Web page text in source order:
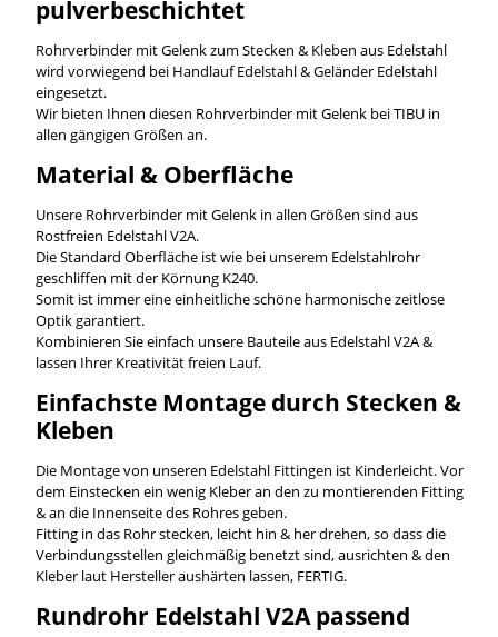
pulverbeschichtet
Rohrverbinder mit Gelenk zum Stecken & Kleben aus Edelstahl
wird vorwiegend bei Handlauf Edelstahl & Geländer Edelstahl
eingesetzt.
Wir bieten Ihnen diesen Rohrverbinder mit Gelenk bei TIBU in
allen gängigen Größen an.
Material & Oberfläche
Unsere Rohrverbinder mit Gelenk in allen Größen sind aus
Rostfreien Edelstahl V2A.
Die Standard Oberfläche ist wie bei unserem Edelstahlrohr
geschliffen mit der Körnung K240.
Somit ist immer eine einheitliche schöne harmonische zeitlose
Optik garantiert.
Kombinieren Sie einfach unsere Bauteile aus Edelstahl V2A &
lassen Ihrer Kreativität freien Lauf.
Einfachste Montage durch Stecken &
Kleben
Die Montage von unseren Edelstahl Fittingen ist Kinderleicht. Vor
dem Einstecken ein wenig Kleber an den zu montierenden Fitting
& an die Innenseite des Rohres geben.
Fitting in das Rohr stecken, leicht hin & her drehen, so dass die
Verbindungsstellen gleichmäßig benetzt sind, ausrichten & den
Kleber laut Hersteller aushärten lassen, FERTIG.
Rundrohr Edelstahl V2A passend